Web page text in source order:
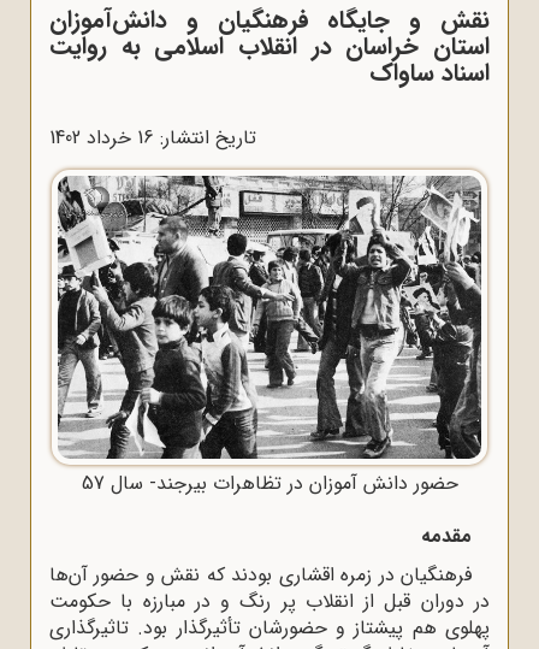
نقش و جایگاه فرهنگیان و دانش‌آموزان
استان خراسان در انقلاب اسلامی به روایت
اسناد ساواک
تاریخ انتشار: 16 خرداد 1402
حضور دانش آموزان در تظاهرات بیرجند- سال 57
مقدمه
فرهنگیان در زمره اقشاری بودند که نقش و حضور آن‌ها
در دوران قبل از انقلاب پر رنگ و در مبارزه با حکومت
پهلوی هم پیشتاز و حضورشان تأثیرگذار بود. تاثیرگذاری